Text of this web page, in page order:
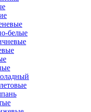
белые